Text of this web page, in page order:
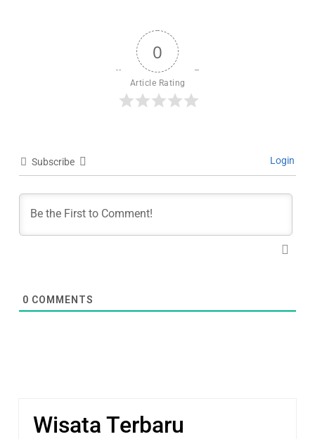
0
Article Rating
Subscribe Login
0 COMMENTS
Wisata Terbaru